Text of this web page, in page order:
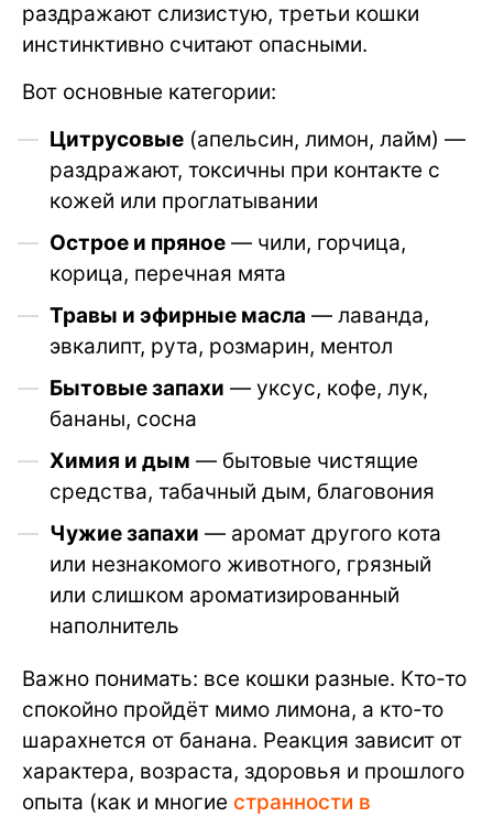
раздражают слизистую, третьи кошки
инстинктивно считают опасными.
Вот основные категории:
Цитрусовые (апельсин, лимон, лайм) —
раздражают, токсичны при контакте с
кожей или проглатывании
Острое и пряное — чили, горчица,
корица, перечная мята
Травы и эфирные масла — лаванда,
эвкалипт, рута, розмарин, ментол
Бытовые запахи — уксус, кофе, лук,
бананы, сосна
Химия и дым — бытовые чистящие
средства, табачный дым, благовония
Чужие запахи — аромат другого кота
или незнакомого животного, грязный
или слишком ароматизированный
наполнитель
Важно понимать: все кошки разные. Кто-то
спокойно пройдёт мимо лимона, а кто-то
шарахнется от банана. Реакция зависит от
характера, возраста, здоровья и прошлого
опыта (как и многие странности в